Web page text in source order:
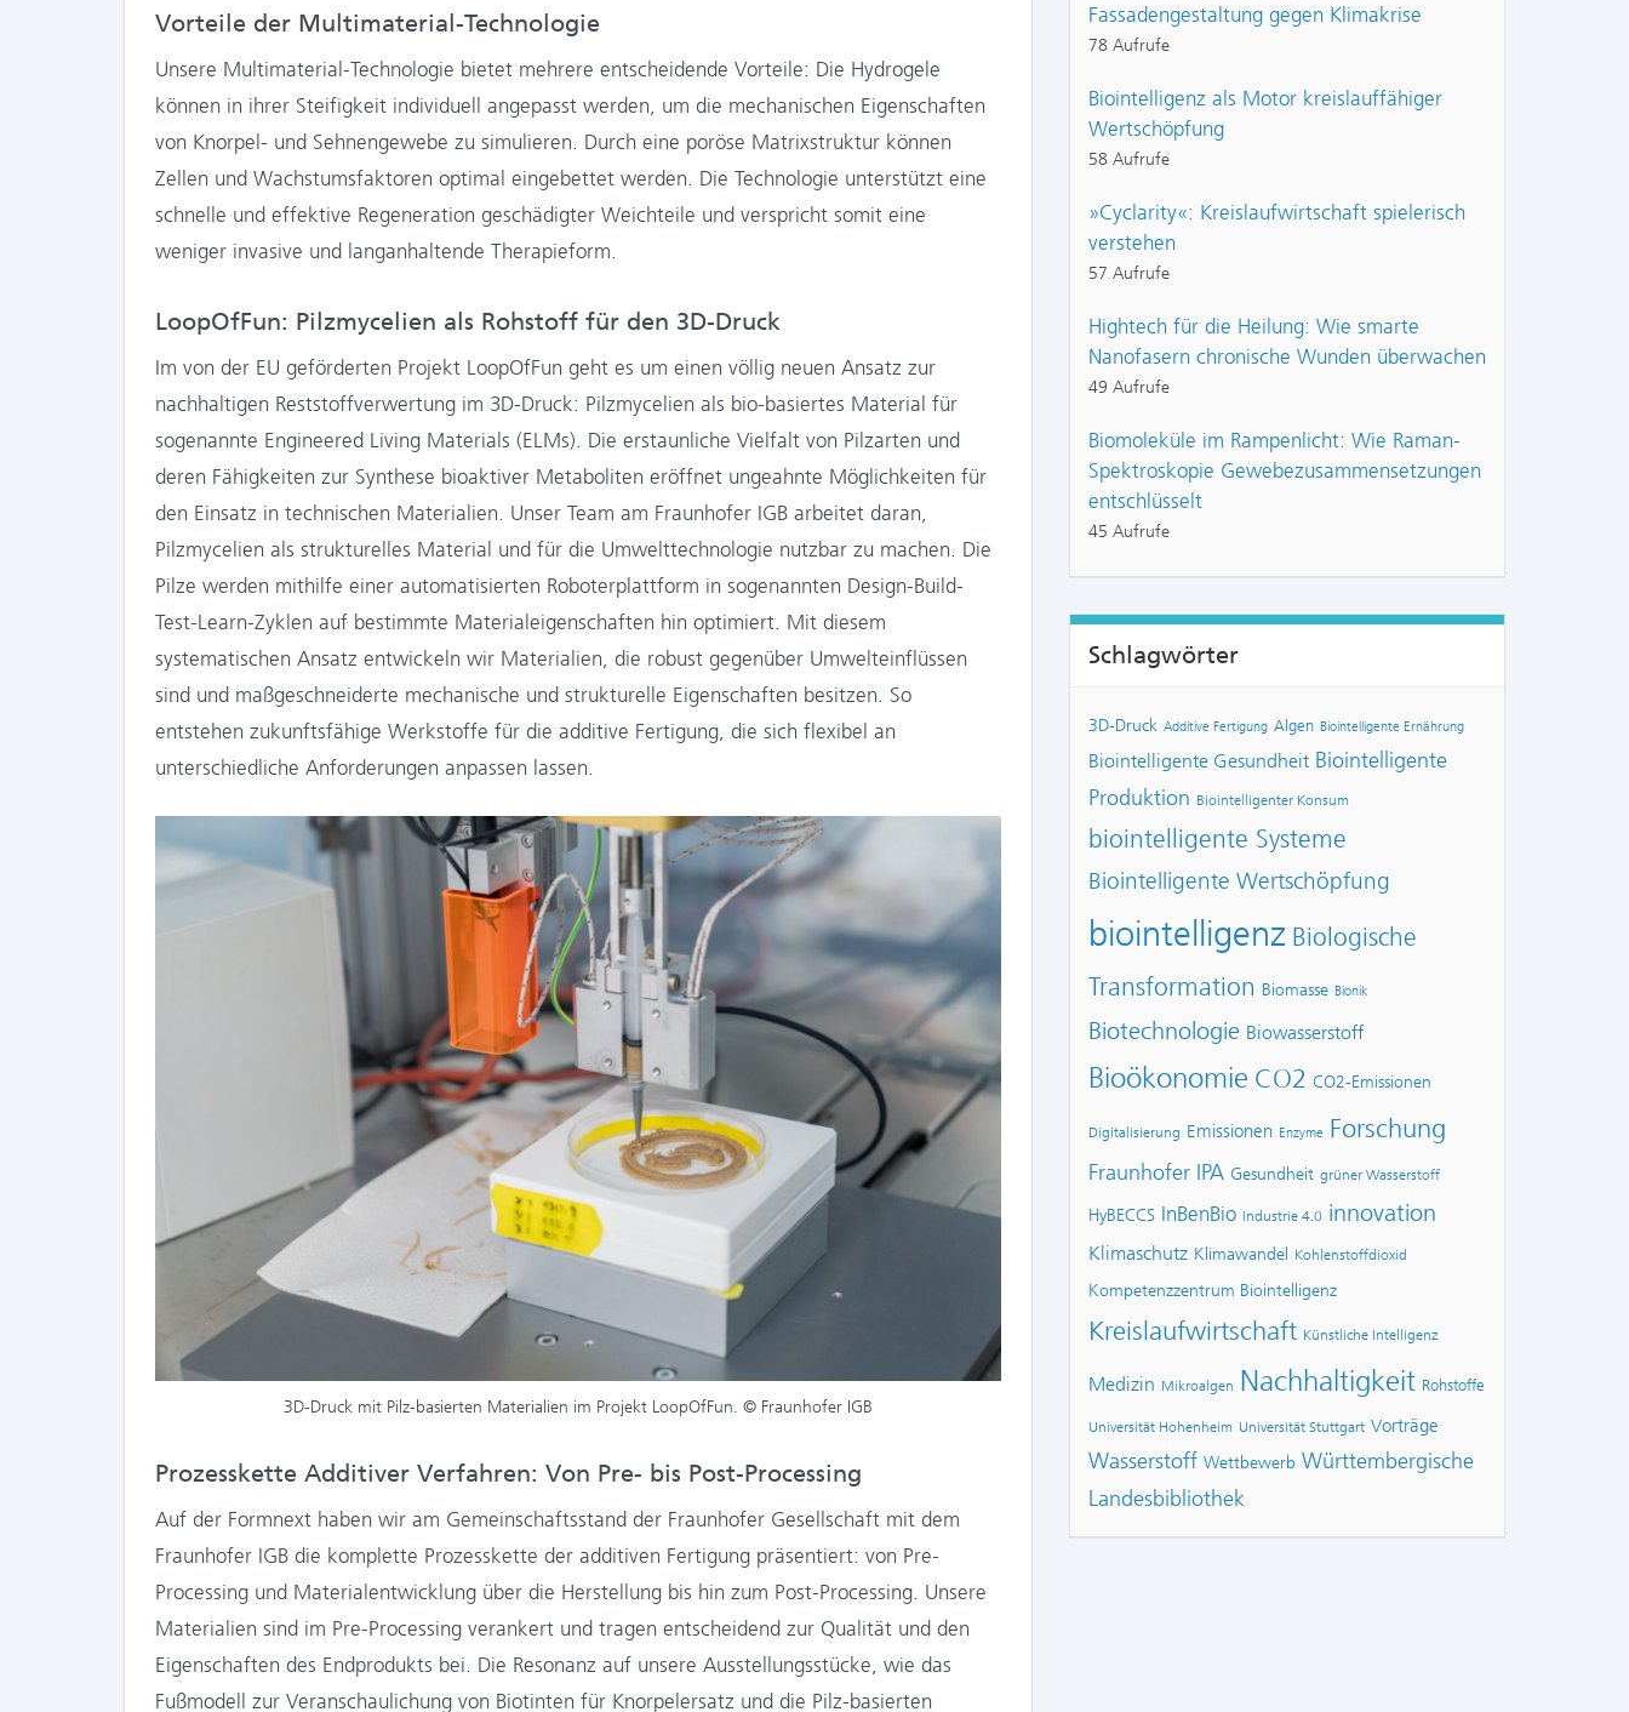
Vorteile der Multimaterial-Technologie
Unsere Multimaterial-Technologie bietet mehrere entscheidende Vorteile: Die Hydrogele
können in ihrer Steifigkeit individuell angepasst werden, um die mechanischen Eigenschaften
von Knorpel- und Sehnengewebe zu simulieren. Durch eine poröse Matrixstruktur können
Zellen und Wachstumsfaktoren optimal eingebettet werden. Die Technologie unterstützt eine
schnelle und effektive Regeneration geschädigter Weichteile und verspricht somit eine
weniger invasive und langanhaltende Therapieform.
LoopOfFun: Pilzmycelien als Rohstoff für den 3D-Druck
Im von der EU geförderten Projekt LoopOfFun geht es um einen völlig neuen Ansatz zur
nachhaltigen Reststoffverwertung im 3D-Druck: Pilzmycelien als bio-basiertes Material für
sogenannte Engineered Living Materials (ELMs). Die erstaunliche Vielfalt von Pilzarten und
deren Fähigkeiten zur Synthese bioaktiver Metaboliten eröffnet ungeahnte Möglichkeiten für
den Einsatz in technischen Materialien. Unser Team am Fraunhofer IGB arbeitet daran,
Pilzmycelien als strukturelles Material und für die Umwelttechnologie nutzbar zu machen. Die
Pilze werden mithilfe einer automatisierten Roboterplattform in sogenannten Design-Build-
Test-Learn-Zyklen auf bestimmte Materialeigenschaften hin optimiert. Mit diesem
systematischen Ansatz entwickeln wir Materialien, die robust gegenüber Umwelteinflüssen
sind und maßgeschneiderte mechanische und strukturelle Eigenschaften besitzen. So
entstehen zukunftsfähige Werkstoffe für die additive Fertigung, die sich flexibel an
unterschiedliche Anforderungen anpassen lassen.
3D-Druck mit Pilz-basierten Materialien im Projekt LoopOfFun. © Fraunhofer IGB
Prozesskette Additiver Verfahren: Von Pre- bis Post-Processing
Auf der Formnext haben wir am Gemeinschaftsstand der Fraunhofer Gesellschaft mit dem
Fraunhofer IGB die komplette Prozesskette der additiven Fertigung präsentiert: von Pre-
Processing und Materialentwicklung über die Herstellung bis hin zum Post-Processing. Unsere
Materialien sind im Pre-Processing verankert und tragen entscheidend zur Qualität und den
Eigenschaften des Endprodukts bei. Die Resonanz auf unsere Ausstellungsstücke, wie das
Fußmodell zur Veranschaulichung von Biotinten für Knorpelersatz und die Pilz-basierten
Fassadengestaltung gegen Klimakrise
78 Aufrufe
Biointelligenz als Motor kreislauffähiger
Wertschöpfung
58 Aufrufe
»Cyclarity«: Kreislaufwirtschaft spielerisch
verstehen
57 Aufrufe
Hightech für die Heilung: Wie smarte
Nanofasern chronische Wunden überwachen
49 Aufrufe
Biomoleküle im Rampenlicht: Wie Raman-
Spektroskopie Gewebezusammensetzungen
entschlüsselt
45 Aufrufe
Schlagwörter
3D-Druck Additive Fertigung Algen Biointelligente Ernährung
Biointelligente Gesundheit Biointelligente
Produktion Biointelligenter Konsum
biointelligente Systeme
Biointelligente Wertschöpfung
biointelligenz Biologische
Transformation Biomasse Bionik
Biotechnologie Biowasserstoff
Bioökonomie CO2 CO2-Emissionen
Digitalisierung Emissionen Enzyme Forschung
Fraunhofer IPA Gesundheit grüner Wasserstoff
HyBECCS InBenBio Industrie 4.0 innovation
Klimaschutz Klimawandel Kohlenstoffdioxid
Kompetenzzentrum Biointelligenz
Kreislaufwirtschaft Künstliche Intelligenz
Medizin Mikroalgen Nachhaltigkeit Rohstoffe
Universität Hohenheim Universität Stuttgart Vorträge
Wasserstoff Wettbewerb Württembergische
Landesbibliothek